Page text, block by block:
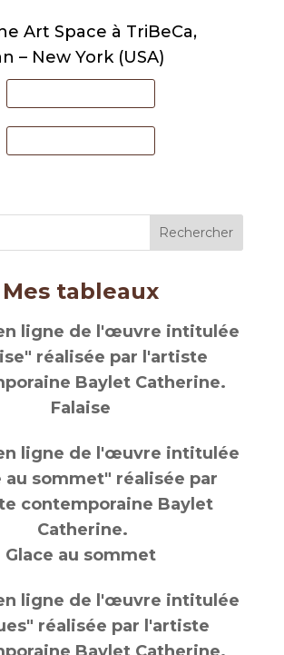
Art Space à TriBeCa,
– New York (USA)
Mes tableaux
Falaise
Glace au sommet